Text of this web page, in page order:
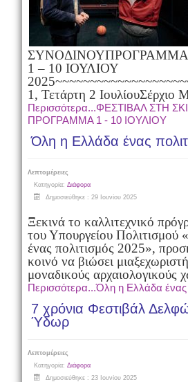
ΣΥΝΟΔΙΝΟΥ
1 – 10 ΙΟΥΛΙΟΥ
2025
1, Τετάρτη 2 ΙουλίουΣέρχιο
Περισσότερα...ΦΕΣΤΙΒΑΛ ΣΤΗ
ΠΡΟΓΡΑΜΜΑ 1 - 10 ΙΟΥΛΙΟΥ
Όλη η Ελλάδα ένας
Λεπτομέρειες
Κατηγορία: Διάφορα
Δημοσιεύθηκε : 29 Ιουνίου 2025
Ξεκινά το καλλιτεχνικό
του Υπουργείου Πολιτισμού
ένας πολιτισμός 2025»,
κοινό να βιώσει μια
μοναδικούς αρχαιολογικούς
Περισσότερα...Όλη η Ελλάδα ένας
7 χρόνια Φεστιβάλ
Ύδωρ
Λεπτομέρειες
Κατηγορία: Διάφορα
Δημοσιεύθηκε : 23 Ιουνίου 2025